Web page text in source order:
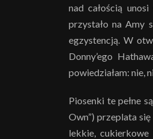
nad całością
przystało na Amy
egzystencją. W
Donny’ego
powiedziałam: nie,
Piosenki te pełne
Own”) przeplata
lekkie, cukierkowe